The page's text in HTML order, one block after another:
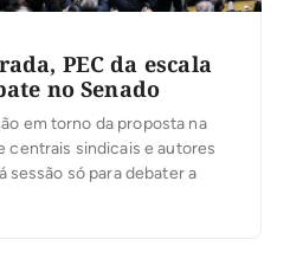
PEC da escala
no Senado
em torno da proposta na
centrais sindicais e autores
sessão só para debater a